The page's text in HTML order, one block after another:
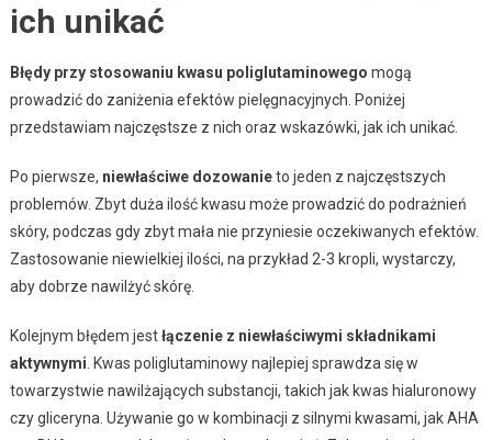
ich unikać
Błędy przy stosowaniu kwasu poliglutaminowego mogą
prowadzić do zaniżenia efektów pielęgnacyjnych. Poniżej
przedstawiam najczęstsze z nich oraz wskazówki, jak ich unikać.
Po pierwsze, niewłaściwe dozowanieto jeden z najczęstszych
problemów. Zbyt duża ilość kwasu może prowadzić do podrażnień
skóry, podczas gdy zbyt mała nie przyniesie oczekiwanych efektów.
Zastosowanie niewielkiej ilości, na przykład 2-3 kropli, wystarczy,
aby dobrze nawilżyć skórę.
Kolejnym błędem jestłączenie z niewłaściwymi składnikami
aktywnymi . Kwas poliglutaminowy najlepiej sprawdza się w
towarzystwie nawilżających substancji, takich jak kwas hialuronowy
czy gliceryna. Używanie go w kombinacji z silnymi kwasami, jak AHA